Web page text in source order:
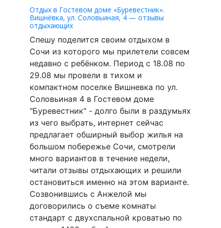
Отдых в Гостевом доме «Буревестник».
Вишнёвка, ул. Соловьиная, 4 — отзывы
отдыхающих
Спешу поделится своим отдыхом в
Сочи из которого мы прилетели совсем
недавно с ребёнком. Период с 18.08 по
29.08 мы провели в тихом и
компактном поселке Вишневка по ул.
Соловьиная 4 в Гостевом доме
"Буревестник" - долго были в раздумьях
из чего выбрать, интернет сейчас
предлагает обширный выбор жилья на
большом побережье Сочи, смотрели
много вариантов в течение недели,
читали отзывы отдыхающих и решили
остановиться именно на этом варианте.
Созвонившись с Анжелой мы
договорились о съеме комнаты
стандарт с двухспальной кроватью по